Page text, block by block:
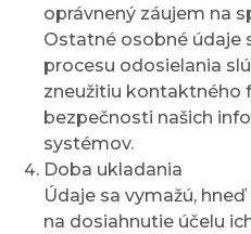
oprávnený záujem na
Ostatné osobné údaje
procesu odosielania
zneužitiu kontaktného
bezpečnosti našich
systémov.
Doba ukladania
Údaje sa vymažú,
na dosiahnutie účelu